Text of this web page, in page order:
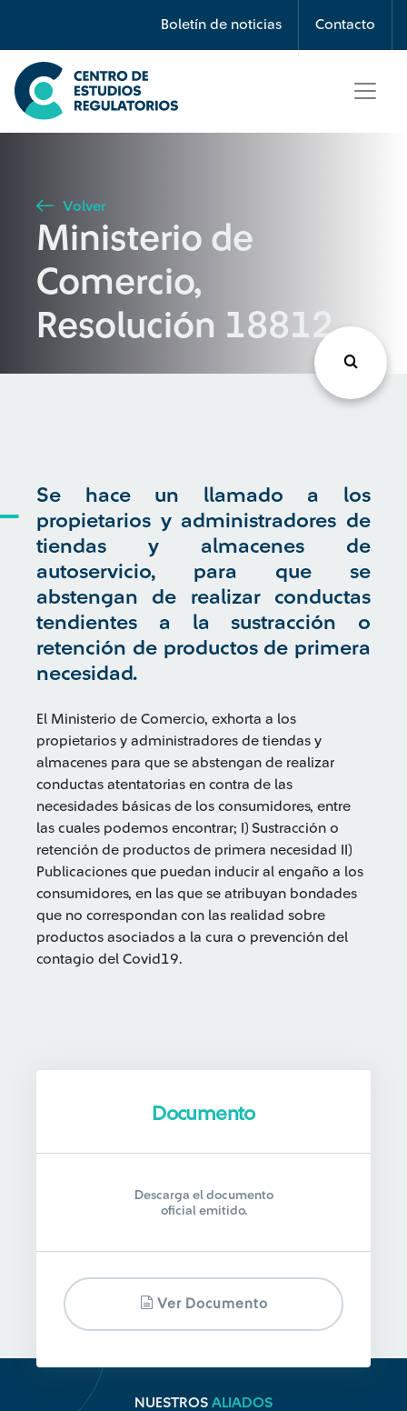
Boletín de noticias Contacto
Búsqueda
Seleccione país
Buscar
Volver
Ministerio de
Comercio,
Resolución 18812
Se hace un llamado a los
propietarios y administradores de
tiendas y almacenes de
autoservicio, para que se
abstengan de realizar conductas
tendientes a la sustracción o
retención de productos de primera
necesidad.
El Ministerio de Comercio, exhorta a los
propietarios y administradores de tiendas y
almacenes para que se abstengan de realizar
conductas atentatorias en contra de las
necesidades básicas de los consumidores, entre
las cuales podemos encontrar; I) Sustracción o
retención de productos de primera necesidad II)
Publicaciones que puedan inducir al engaño a los
consumidores, en las que se atribuyan bondades
que no correspondan con las realidad sobre
productos asociados a la cura o prevención del
contagio del Covid19.
Documento
Descarga el documento
oficial emitido.
Ver Documento
NUESTROS ALIADOS